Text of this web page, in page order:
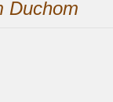
Duchom